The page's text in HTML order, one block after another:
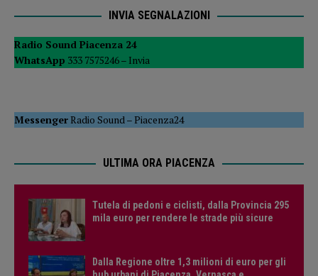
INVIA SEGNALAZIONI
Radio Sound Piacenza 24
WhatsApp 333 7575246 – Invia
MessengerRadio Sound –Piacenza24
ULTIMA ORA PIACENZA
Tutela di pedoni e ciclisti, dalla Provincia 295
mila euro per rendere le strade più sicure
Dalla Regione oltre 1,3 milioni di euro per gli